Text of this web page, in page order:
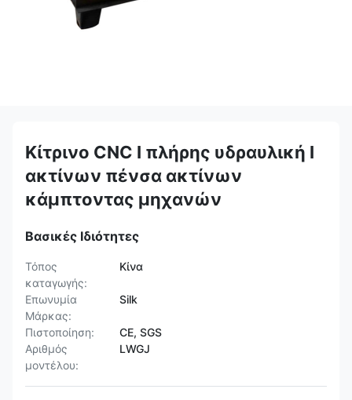
Κίτρινο CNC Ι πλήρης υδραυλική Ι
ακτίνων πένσα ακτίνων
κάμπτοντας μηχανών
Βασικές Ιδιότητες
Τόπος
καταγωγής:
Κίνα
Επωνυμία
Μάρκας:
Silk
Πιστοποίηση:
CE, SGS
Αριθμός
μοντέλου:
LWGJ